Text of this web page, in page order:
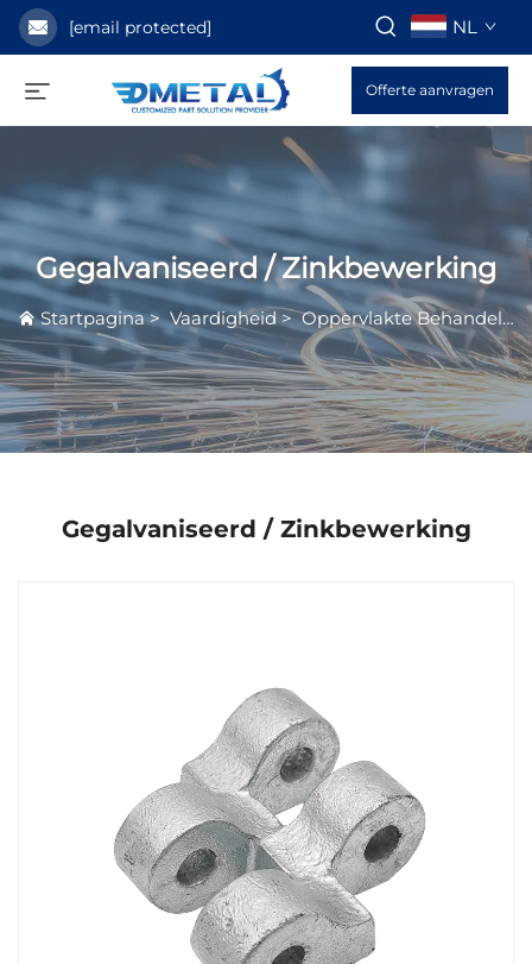
[email protected] NL
Offerte aanvragen
Gegalvaniseerd / Zinkbewerking
Startpagina>Vaardigheid>Oppervlakte Behandelingsservice
Gegalvaniseerd / Zinkbewerking